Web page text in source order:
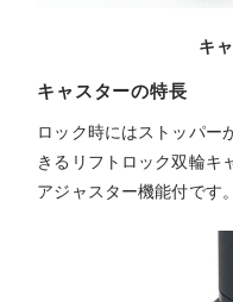
キ
キャスターの特長
ロック時にはストッパー
きるリフトロック双輪キ
アジャスター機能付です。